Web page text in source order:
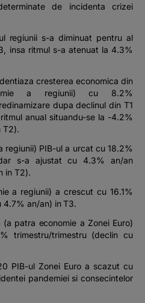
de incidenta crizei
regiunii s-a diminuat pentru al
insa ritmul s-a atenuat la 4.3%
cresterea economica din
a regiunii) cu 8.2%
dupa declinul din T1
anual situandu-se la -4.2%
T2).
regiunii) PIB-ul a urcat cu 18.2%
s-a ajustat cu 4.3% an/an
in T2).
a regiunii) a crescut cu 16.1%
an/an) in T3.
patra economie a Zonei Euro)
trimestru/trimestru (declin cu
PIB-ul Zonei Euro a scazut cu
pandemiei si consecintelor